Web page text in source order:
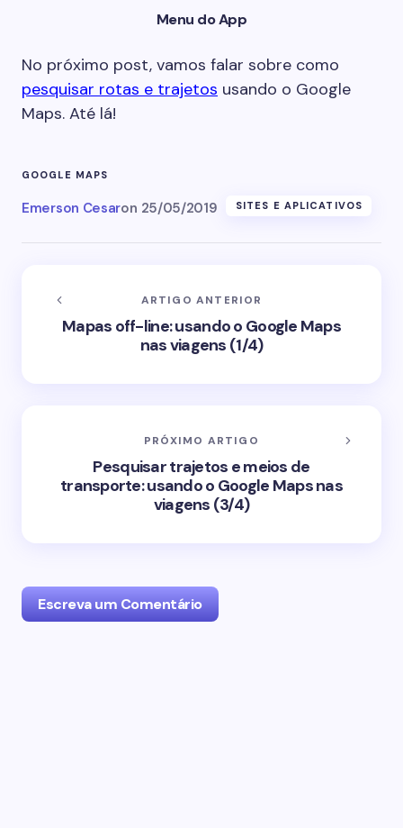
Menu do App
No próximo post, vamos falar sobre como
pesquisar rotas e trajetos usando o Google
Maps. Até lá!
GOOGLE MAPS
Emerson Cesaron 25/05/2019 SITES E APLICATIVOS
ARTIGO ANTERIOR
Mapas off-line: usando o Google Maps
nas viagens (1/4)
PRÓXIMO ARTIGO
Pesquisar trajetos e meios de
transporte: usando o Google Maps nas
viagens (3/4)
Escreva um Comentário